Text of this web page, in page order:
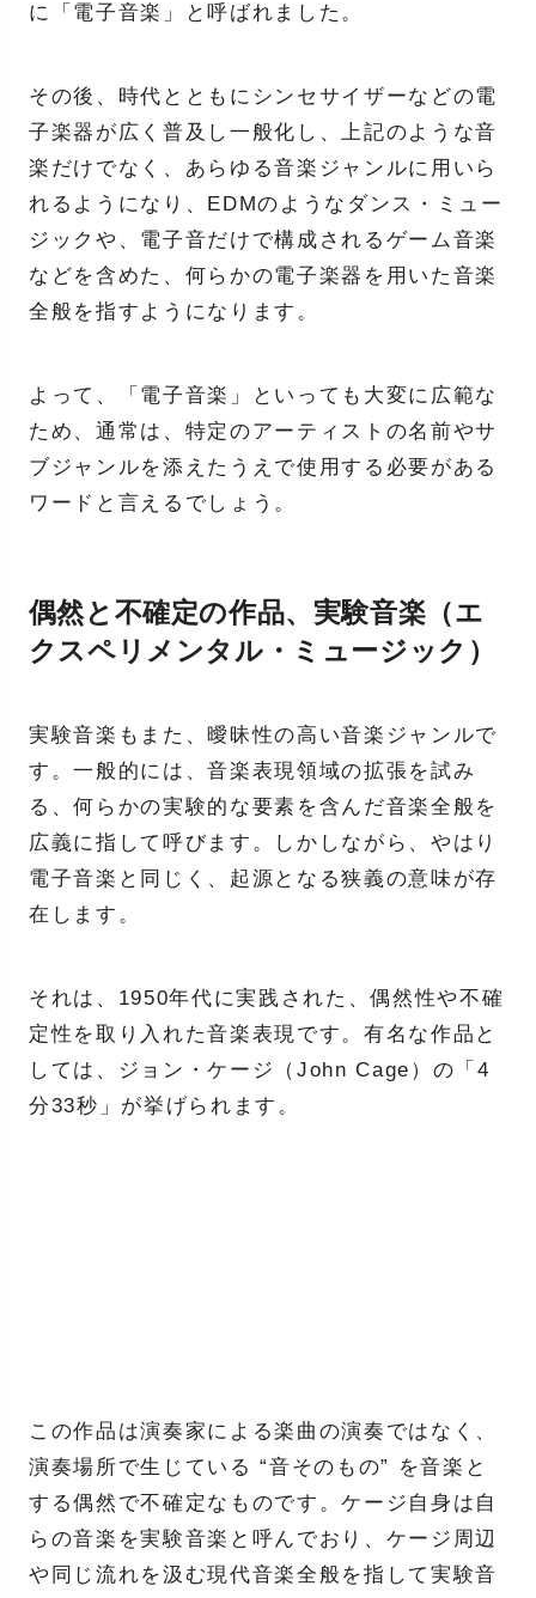
に「電子音楽」と呼ばれました。
その後、時代とともにシンセサイザーなどの電
子楽器が広く普及し一般化し、上記のような音
楽だけでなく、あらゆる音楽ジャンルに用いら
れるようになり、EDMのようなダンス・ミュー
ジックや、電子音だけで構成されるゲーム音楽
などを含めた、何らかの電子楽器を用いた音楽
全般を指すようになります。
よって、「電子音楽」といっても大変に広範な
ため、通常は、特定のアーティストの名前やサ
ブジャンルを添えたうえで使用する必要がある
ワードと言えるでしょう。
偶然と不確定の作品、実験音楽（エ
クスペリメンタル・ミュージック）
実験音楽もまた、曖昧性の高い音楽ジャンルで
す。一般的には、音楽表現領域の拡張を試み
る、何らかの実験的な要素を含んだ音楽全般を
広義に指して呼びます。しかしながら、やはり
電子音楽と同じく、起源となる狭義の意味が存
在します。
それは、1950年代に実践された、偶然性や不確
定性を取り入れた音楽表現です。有名な作品と
しては、ジョン・ケージ（John Cage）の「4
分33秒」が挙げられます。
この作品は演奏家による楽曲の演奏ではなく、
演奏場所で生じている “音そのもの” を音楽と
する偶然で不確定なものです。ケージ自身は自
らの音楽を実験音楽と呼んでおり、ケージ周辺
や同じ流れを汲む現代音楽全般を指して実験音